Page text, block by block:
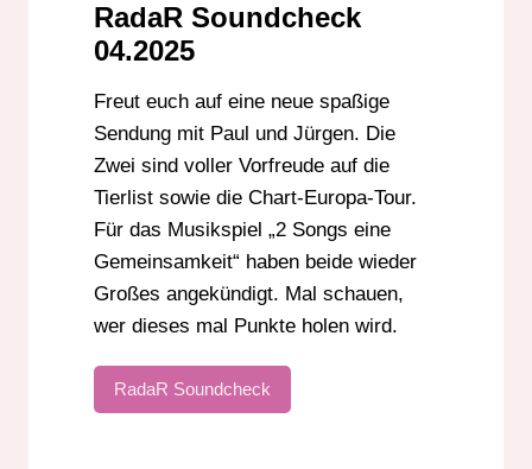
RadaR Soundcheck
04.2025
Freut euch auf eine neue spaßige
Sendung mit Paul und Jürgen. Die
Zwei sind voller Vorfreude auf die
Tierlist sowie die Chart-Europa-Tour.
Für das Musikspiel „2 Songs eine
Gemeinsamkeit“ haben beide wieder
Großes angekündigt. Mal schauen,
wer dieses mal Punkte holen wird.
RadaR Soundcheck